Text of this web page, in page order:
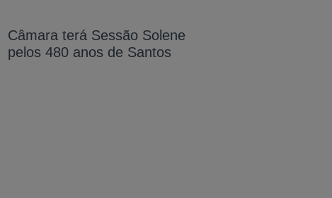
Câmara terá Sessão Solene
pelos 480 anos de Santos